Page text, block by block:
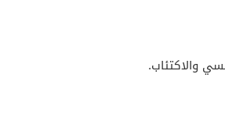
والاكتئاب.